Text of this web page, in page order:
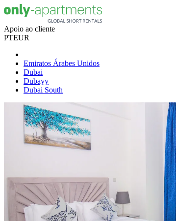
Apoio ao cliente
PTEUR
Emiratos Árabes Unidos
Dubai
Dubayy
Dubai South